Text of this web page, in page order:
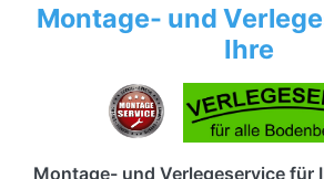
Montage- und
Ihre
Montage- und Verlegeservice für